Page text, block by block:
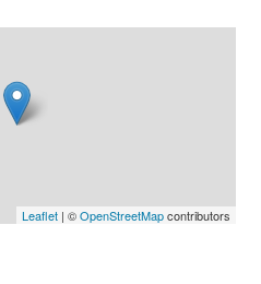
Leaflet| ©OpenStreetMapcontributors